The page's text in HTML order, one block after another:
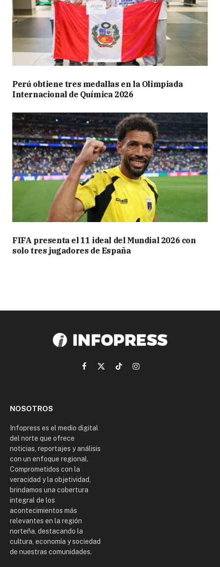
Perú obtiene tres medallas en la Olimpiada
Internacional de Química 2026
FIFA presenta el 11 ideal del Mundial 2026 con
solo tres jugadores de España
Facebook
X
TikTokInstagram
NOSOTROS
Infopress es el medio digital
del norte que ofrece
noticias, reportajes y análisis
con un enfoque regional.
Comprometidos con la
veracidad y la objetividad,
brindamos una cobertura
integral de los
acontecimientos más
relevantes en la región
norteña, destacando la
cultura, economía y sociedad
de nuestras comunidades.